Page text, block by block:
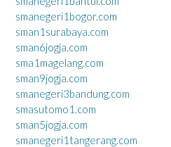
smanegeri1bogor.com
sman1surabaya.com
sman6jogja.com
sma1magelang.com
sman9jogja.com
smanegeri3bandung.com
smasutomo1.com
sman5jogja.com
smanegeri1tangerang.com